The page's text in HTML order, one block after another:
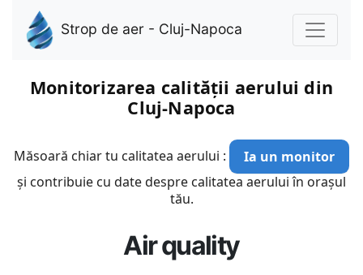
Strop de aer - Cluj-Napoca
Monitorizarea calității aerului din
Cluj-Napoca
Măsoară chiar tu calitatea aerului :
Ia un monitor
și contribuie cu date despre calitatea aerului în orașul
tău.
Air quality